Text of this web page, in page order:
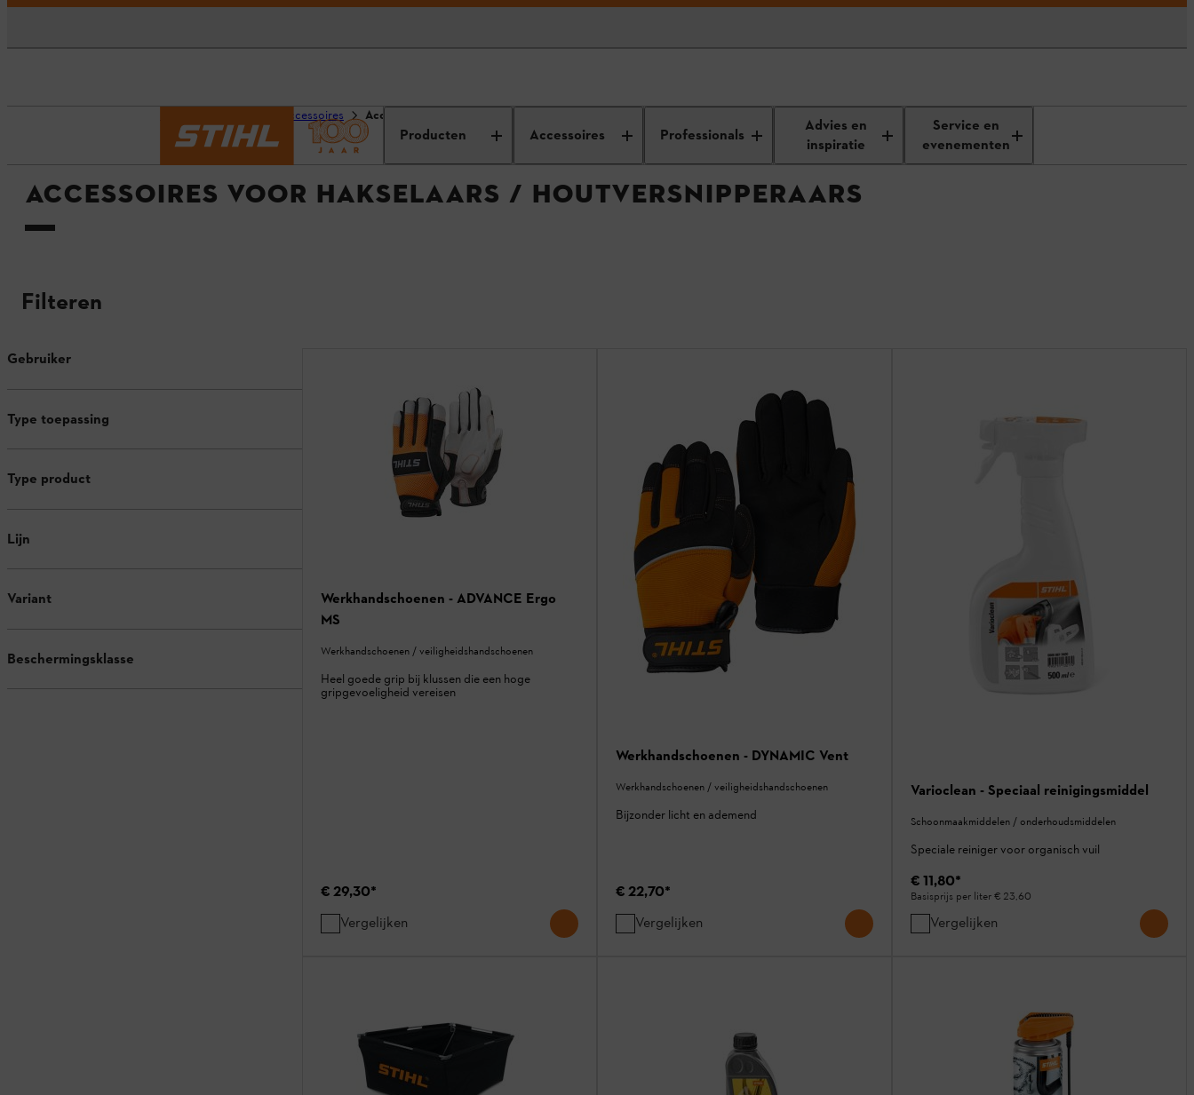
Producten Accessoires Professionals
Advies en
inspiratie
Service en
evenementen
Productaccessoires Accessoires voor hakselaars / houtversnipperaars
ACCESSOIRES VOOR HAKSELAARS / HOUTVERSNIPPERAARS
Filteren
Gebruiker
Type toepassing
Type product
Lijn
Variant
Beschermingsklasse
Werkhandschoenen - ADVANCE Ergo
MS
Werkhandschoenen / veiligheidshandschoenen
Heel goede grip bij klussen die een hoge
gripgevoeligheid vereisen
€ 29,30*
Vergelijken
Werkhandschoenen - DYNAMIC Vent
Werkhandschoenen / veiligheidshandschoenen
Bijzonder licht en ademend
€ 22,70*
Vergelijken
Varioclean - Speciaal reinigingsmiddel
Schoonmaakmiddelen / onderhoudsmiddelen
Speciale reiniger voor organisch vuil
€ 11,80*
Basisprijs per liter€ 23,60
Vergelijken